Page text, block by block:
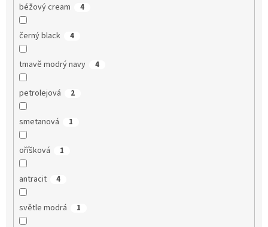
béžový cream 4
černý black 4
tmavě modrý navy 4
petrolejová 2
smetanová 1
oříšková 1
antracit 4
světle modrá 1